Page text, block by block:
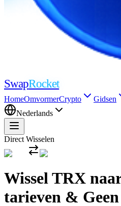
SwapRocket
HomeOmvormerCrypto
Gidsen
Nederlands
Direct Wisselen
Wissel TRX
tarieven &